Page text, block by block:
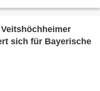
sich für Bayerische